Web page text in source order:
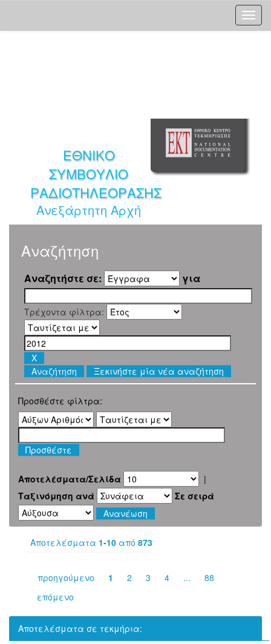
ΕΘΝΙΚΟ
ΣΥΜΒΟΥΛΙΟ
ΡΑΔΙΟΤΗΛΕΟΡΑΣΗΣ
Ανεξάρτητη Αρχή
Αναζήτηση
Αναζητήστε σε: για
Τρέχοντα φίλτρα:
Ξεκινήστε μία νέα αναζήτηση
Προσθέστε φίλτρα:
Αποτελέσματα/Σελίδα
|
Ταξινόμηση ανά
Σε σειρά
Αποτελέσματα 1-10 από 873
προηγούμενο 1 2 3 4 ...
88
επόμενο
Αποτελέσματα σε τεκμήρια: